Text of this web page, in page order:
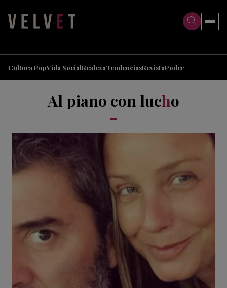
Cultura PopVida SocialRealezaTendenciasRevistaPoder
Al piano con lucho